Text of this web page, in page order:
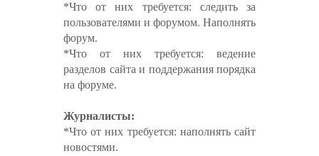
*Что от них требуется: следить за
пользователями и форумом. Наполнять
форум.
*Что от них требуется: ведение
разделов сайта и поддержания порядка
на форуме.
Журналисты:
*Что от них требуется: наполнять сайт
новостями.